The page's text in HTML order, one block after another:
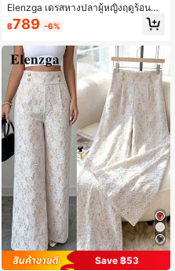
Elenzga เดรสหางปลาผู้หญิงฤดูร้อนหรู
หรา ชายกระโปรงไม่สมมาตร, คอวี โรแ
มนติก สำหรับงานแต่งงาน, ออฟฟิศ, ลำ
฿789 -6%
Save ฿53